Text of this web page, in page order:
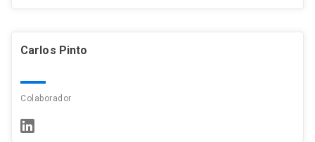
Carlos Pinto
Colaborador